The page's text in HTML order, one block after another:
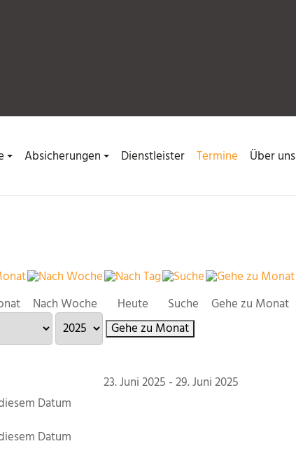
Absicherungen Dienstleister Termine Über uns
Nach Woche Heute Suche
Gehe zu Monat
Gehe zu Monat
23. Juni 2025 - 29. Juni 2025
Datum
Datum